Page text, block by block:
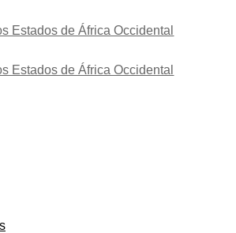
Estados de África Occidental
Estados de África Occidental